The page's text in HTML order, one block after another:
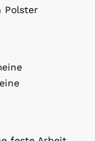
Polster